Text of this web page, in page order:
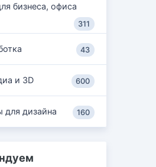
бизнеса, офиса
311
43
и 3D 600
для дизайна 160